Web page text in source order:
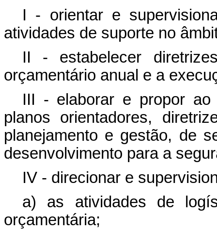
I - orientar e
atividades de suporte no
II - estabelecer
orçamentário anual e a
III - elaborar e propor ao
planos orientadores,
planejamento e gestão, de
desenvolvimento para a
IV - direcionar e
a) as atividades de
orçamentária;